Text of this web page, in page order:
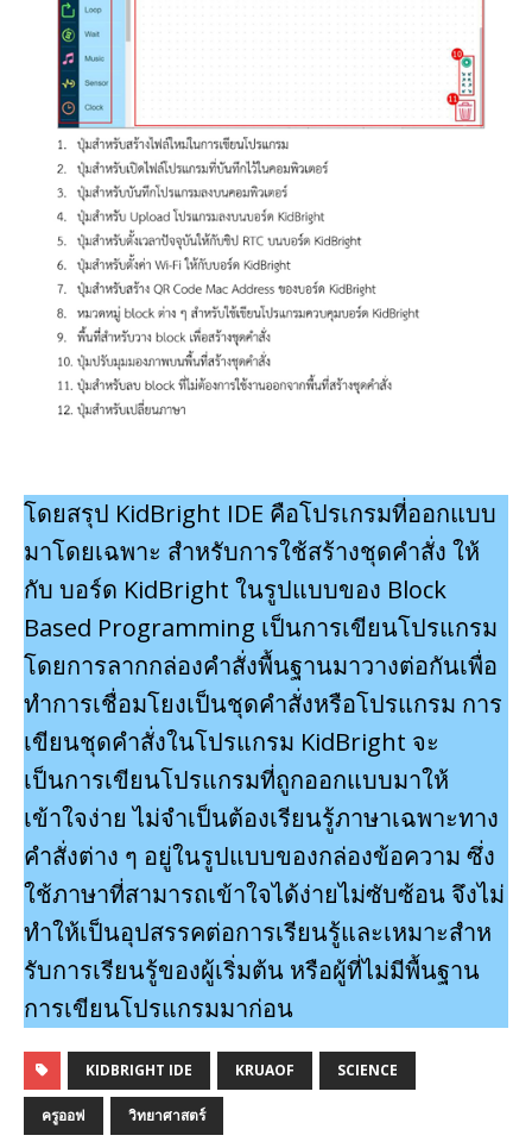
โดยสรุป KidBright IDE คือโปรเกรมที่ออกแบบ
มาโดยเฉพาะ สําหรับการใช้สร้างชุดคําสั่ง ให้
กับ บอร์ด KidBright ในรูปแบบของ Block
Based Programming เป็นการเขียนโปรแกรม
โดยการลากกล่องคําสั่งพื้นฐานมาวางต่อกันเพื่อ
ทําการเชื่อมโยงเป็นชุดคําสั่งหรือโปรแกรม การ
เขียนชุดคําสั่งในโปรแกรม KidBright จะ
เป็นการเขียนโปรแกรมที่ถูกออกแบบมาให้
เข้าใจง่าย ไม่จําเป็นต้องเรียนรู้ภาษาเฉพาะทาง
คําสั่งต่าง ๆ อยู่ในรูปแบบของกล่องข้อความ ซึ่ง
ใช้ภาษาที่สามารถเข้าใจได้ง่ายไม่ซับซ้อน จึงไม่
ทําให้เป็นอุปสรรคต่อการเรียนรู้และเหมาะสําห
รับการเรียนรู้ของผู้เริ่มต้น หรือผู้ที่ไม่มีพื้นฐาน
การเขียนโปรแกรมมาก่อน
KIDBRIGHT IDE KRUAOF SCIENCE
ครูออฟ วิทยาศาสตร์